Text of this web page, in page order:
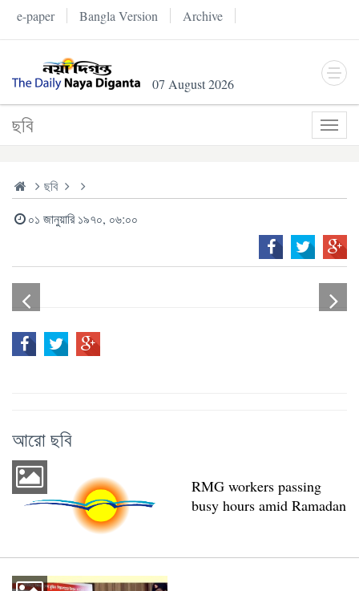
e-paper Bangla Version Archive
07 August 2026
ছবি
ছবি
০১ জানুয়ারি ১৯৭০, ০৬:০০
আরো ছবি
RMG workers passing
busy hours amid Ramadan